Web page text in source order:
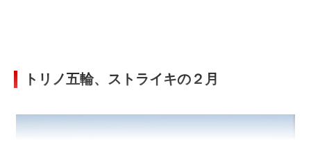
トリノ五輪、ストライキの２月